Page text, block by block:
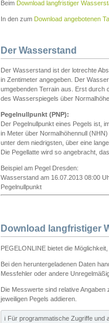
Beim Download langfristiger
In den zum Download angebotenen
Der Wasserstand
Der Wasserstand ist der lotrechte
in Zentimeter angegeben. Der
umgebenden Terrain aus. Erst durch
des Wasserspiegels über
Pegelnullpunkt (PNP):
Der Pegelnullpunkt eines Pegels ist,
in Meter über Normalhöhennull
unter dem niedrigsten, über eine
Die Pegellatte wird so angebracht,
Beispiel am Pegel Dresden:
Wasserstand am 16.07.2013 08:00
Pegelnullpunkt
Download langfristiger
PEGELONLINE bietet die
Bei den heruntergeladenen Daten
Messfehler oder andere
Die Messwerte sind relative Angaben
jeweiligen Pegels addieren.
ℹ️ Für programmatische Zugriffe